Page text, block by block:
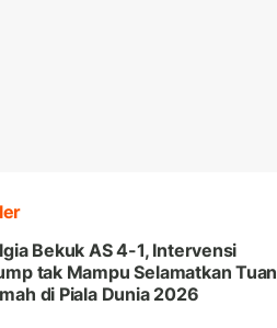
Bekuk AS 4-1, Intervensi
tak Mampu Selamatkan Tuan
di Piala Dunia 2026